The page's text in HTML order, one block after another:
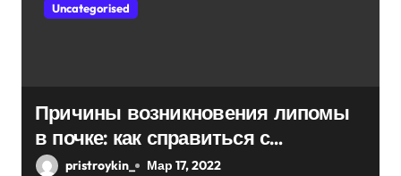
Uncategorised
Причины возникновения липомы
в почке: как справиться с
болезнью
pristroykin_ Мар 17, 2022